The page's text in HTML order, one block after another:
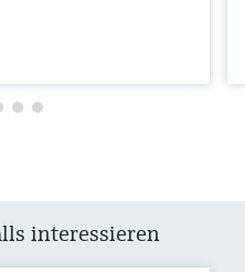
interessieren